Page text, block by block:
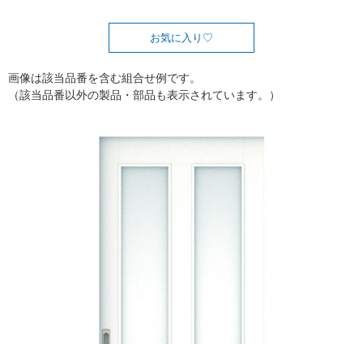
お気に入り
画像は該当品番を含む組合せ例です。
（該当品番以外の製品・部品も表示されています。）